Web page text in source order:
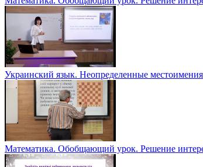
Украинский язык. Неопределенные
Математика. Обобщающий урок. Решение